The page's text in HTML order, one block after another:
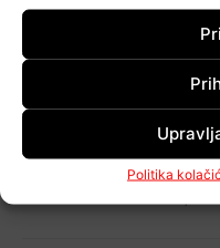
Politika